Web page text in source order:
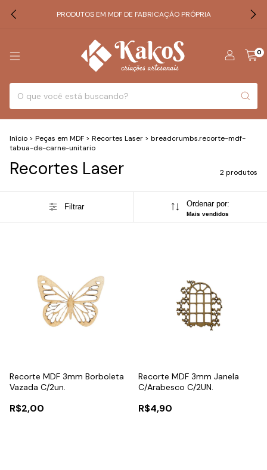
PRODUTOS EM MDF DE FABRICAÇÃO PRÓPRIA
0
Início > Peças em MDF > Recortes Laser > breadcrumbs.recorte-mdf-
tabua-de-carne-unitario
Recortes Laser 2 produtos
Filtrar Ordenar por:
Mais vendidos
Recorte MDF 3mm Borboleta
Vazada C/2un.
R$2,00
Recorte MDF 3mm Janela
C/Arabesco C/2UN.
R$4,90